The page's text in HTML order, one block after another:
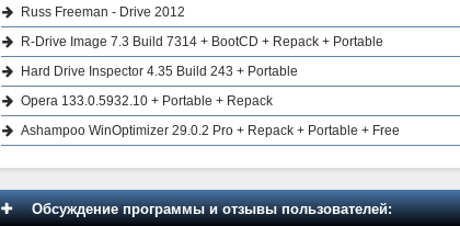
Russ Freeman - Drive 2012
R-Drive Image 7.3 Build 7314 + BootCD + Repack + Portable
Hard Drive Inspector 4.35 Build 243 + Portable
Opera 133.0.5932.10 + Portable + Repack
Ashampoo WinOptimizer 29.0.2 Pro + Repack + Portable + Free
Обсуждение программы и отзывы пользователей: